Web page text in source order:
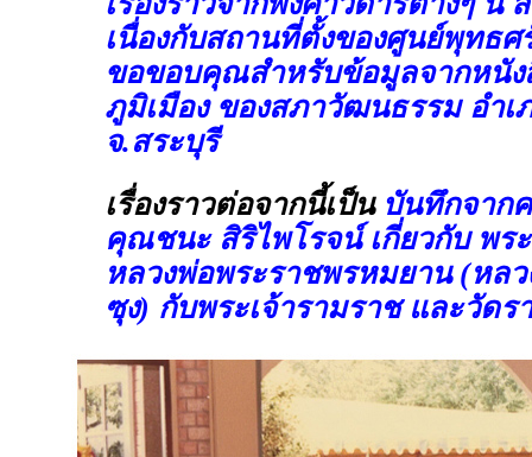
เนื่องกับสถานที่ตั้งของศูนย์พุทธ
ขอขอบคุณสำหรับข้อมูลจากหนั
ภูมิเมือง ของสภาวัฒนธรรม อำเ
จ.สระบุรี
เรื่องราวต่อจากนี้เป็น บันทึกจาก
คุณชนะ สิริไพโรจน์ เกี่ยวกับ พร
หลวงพ่อพระราชพรหมยาน (หล
ซุง) กับพระเจ้ารามราช และวัดร